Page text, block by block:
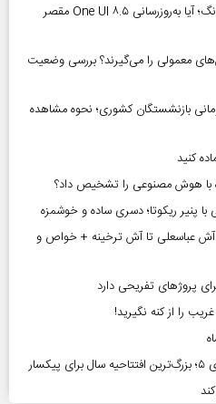
بحران باتری در گوشی‌های سامسونگ؛ آیا به‌روزرسانی One UI ۸.۵ مقصر
معمولی را می‌گیرند؟ بررسی وضعیت
۷۵ میلیون تومانی بازنشستگان کشوری؛ نحوه مشاهده
با هوش مصنوعی را تشخیص داد؟
پنیر ریکوتا؛ دسری ساده و خوشمزه
آش عباسعلی تا آش ترخینه + خواص و
پروژهای تفریحی دارد
را از کنه نگیرید!